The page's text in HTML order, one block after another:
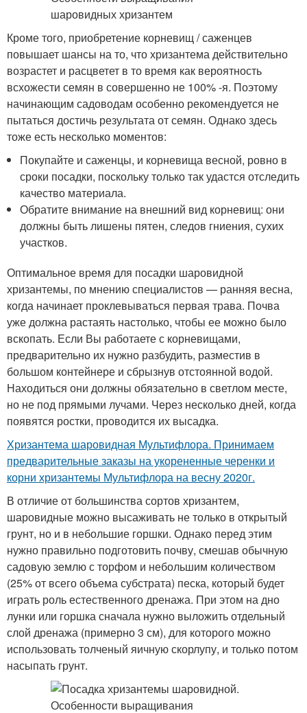
Кроме того, приобретение корневищ / саженцев
повышает шансы на то, что хризантема действительно
возрастет и расцветет в то время как вероятность
всхожести семян в совершенно не 100% -я. Поэтому
начинающим садоводам особенно рекомендуется не
пытаться достичь результата от семян. Однако здесь
тоже есть несколько моментов:
Покупайте и саженцы, и корневища весной, ровно в
сроки посадки, поскольку только так удастся отследить
качество материала.
Обратите внимание на внешний вид корневищ: они
должны быть лишены пятен, следов гниения, сухих
участков.
Оптимальное время для посадки шаровидной
хризантемы, по мнению специалистов — ранняя весна,
когда начинает проклевываться первая трава. Почва
уже должна растаять настолько, чтобы ее можно было
вскопать. Если Вы работаете с корневищами,
предварительно их нужно разбудить, разместив в
большом контейнере и сбрызнув отстоянной водой.
Находиться они должны обязательно в светлом месте,
но не под прямыми лучами. Через несколько дней, когда
появятся ростки, проводится их высадка.
Хризантема шаровидная Мультифлора. Принимаем
предварительные заказы на укорененные черенки и
корни хризантемы Мультифлора на весну 2020г.
В отличие от большинства сортов хризантем,
шаровидные можно высаживать не только в открытый
грунт, но и в небольшие горшки. Однако перед этим
нужно правильно подготовить почву, смешав обычную
садовую землю с торфом и небольшим количеством
(25% от всего объема субстрата) песка, который будет
играть роль естественного дренажа. При этом на дно
лунки или горшка сначала нужно выложить отдельный
слой дренажа (примерно 3 см), для которого можно
использовать толченый яичную скорлупу, и только потом
насыпать грунт.